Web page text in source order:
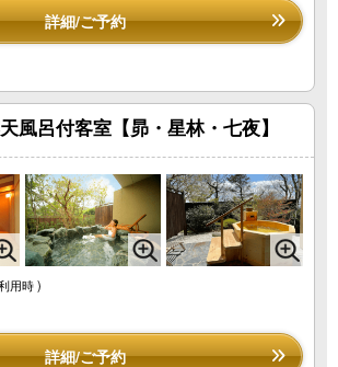
詳細/ご予約
風呂付客室【昴・星林・七夜】
用時 )
詳細/ご予約